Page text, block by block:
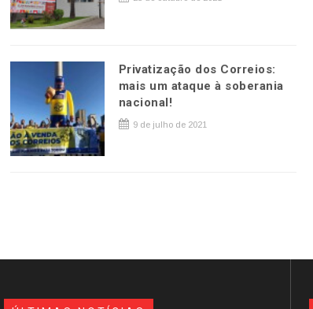
Privatização dos Correios:
mais um ataque à soberania
nacional!
9 de julho de 2021